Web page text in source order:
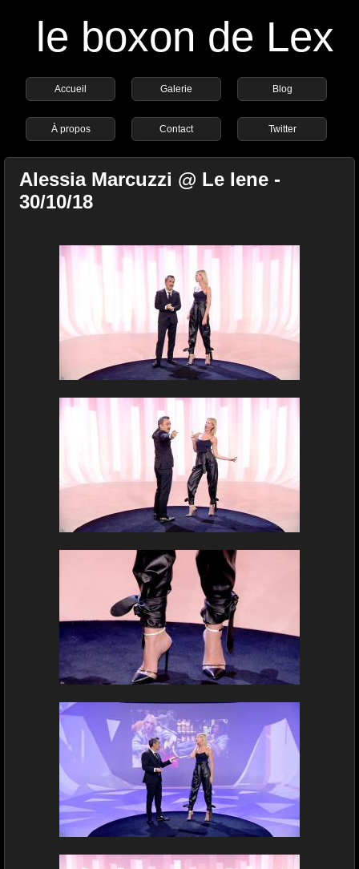
le boxon de Lex
Accueil Galerie Blog
À propos Contact Twitter
Alessia Marcuzzi @ Le Iene -
30/10/18